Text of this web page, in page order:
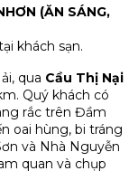
(ĂN SÁNG,
khách sạn.
qua Cầu Thị Nại
Quý khách có
rắc trên Đầm
oai hùng, bi tráng
và Nhà Nguyễn
quan và chụp